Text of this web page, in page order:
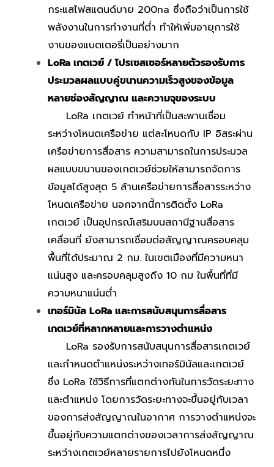
กระแสไฟสแตนด์บาย 200na ซึ่งถือว่าเป็นการใช้
พลังงานในการทำงานที่ต่ำ ทำให้เพิ่มอายุการใช้
งานของแบตเตอรี่เป็นอย่างมาก
LoRa เกตเวย์ / โปรเซสเซอร์หลายตัวรองรับการ
ประมวลผลแบบคู่ขนานความเร็วสูงของข้อมูล
หลายช่องสัญญาณ และความจุของระบบ
LoRa เกตเวย์ ทำหน้าที่เป็นสะพานเชื่อม
ระหว่างโหนดเครือข่าย แต่ละโหนดกับ IP อิสระผ่าน
เครือข่ายการสื่อสาร ความสามารถในการประมวล
ผลแบบขนานของเกตเวย์ช่วยให้สามารถจัดการ
ข้อมูลได้สูงสุด 5 ล้านเครือข่ายการสื่อสารระหว่าง
โหนดเครือข่าย นอกจากนี้การติดตั้ง LoRa
เกตเวย์ เป็นอุปกรณ์เสริมบนสถานีฐานสื่อสาร
เคลื่อนที่ ยังสามารถเชื่อมต่อสัญญาณครอบคลุม
พื้นที่ได้ประมาณ 2 กม. ในเขตเมืองที่มีความหนา
แน่นสูง และครอบคลุมสูงถึง 10 กม ในพื้นที่ที่มี
ความหนาแน่นต่ำ
เทอร์มินัล LoRa และการสนับสนุนการสื่อสาร
เกตเวย์ที่หลากหลายและการวางตำแหน่ง
LoRa รองรับการสนับสนุนการสื่อสารเกตเวย์
และกำหนดตำแหน่งระหว่างเทอร์มินัลและเกตเวย์
ซึ่ง LoRa ใช้วิธีการที่แตกต่างกันในการวัดระยะทาง
และตำแหน่ง โดยการวัดระยะทางจะขึ้นอยู่กับเวลา
ของการส่งสัญญาณในอากาศ การวางตำแหน่งจะ
ขึ้นอยู่กับความแตกต่างของเวลาการส่งสัญญาณ
ระหว่างเกตเวย์หลายรายการไปยังโหนดหนึ่ง